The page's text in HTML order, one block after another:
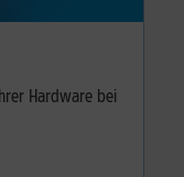
Hardware bei